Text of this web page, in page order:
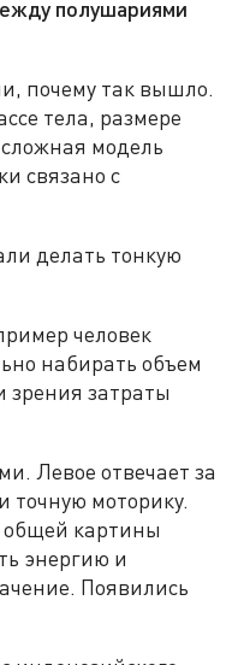
полушариями
почему так вышло.
тела, размере
модель
связано с
делать тонкую
человек
набирать объем
зрения затраты
Левое отвечает за
точную моторику.
общей картины
энергию и
Появились